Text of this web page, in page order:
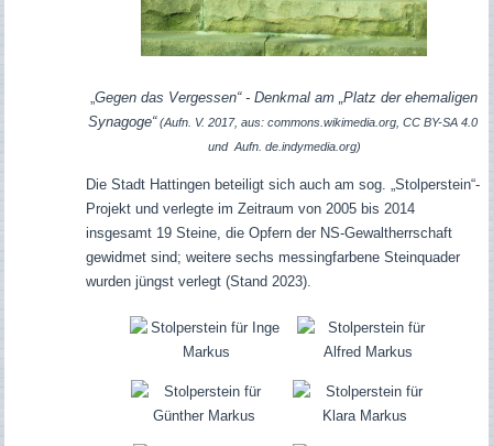
„Gegen das Vergessen“ - Denkmal am „Platz der ehemaligen
Synagoge“(Aufn. V. 2017, aus: commons.wikimedia.org, CC BY-SA 4.0
und Aufn. de.indymedia.org)
Die Stadt Hattingen beteiligt sich auch am sog. „Stolperstein“-
Projekt und verlegte im Zeitraum von 2005 bis 2014
insgesamt 19 Steine, die Opfern der NS-Gewaltherrschaft
gewidmet sind; weitere sechs messingfarbene Steinquader
wurden jüngst verlegt (Stand 2023).